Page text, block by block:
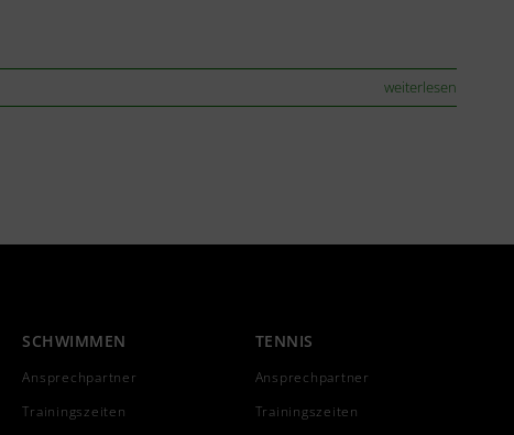
weiterlesen
SCHWIMMEN
Ansprechpartner
Trainingszeiten
TENNIS
Ansprechpartner
Trainingszeiten